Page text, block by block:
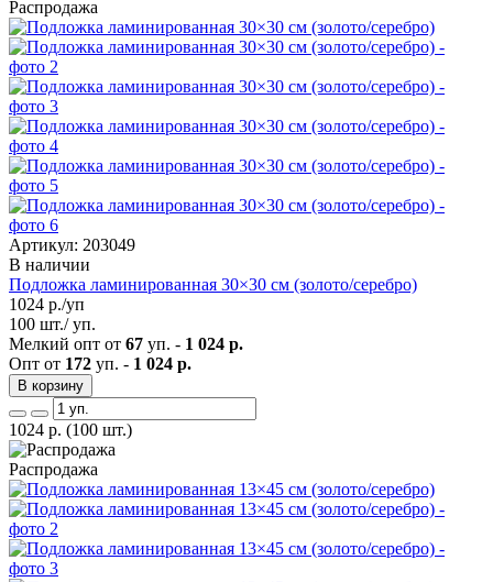
Распродажа
Артикул: 203049
В наличии
Подложка ламинированная 30×30 см (золото/серебро)
1024 р./уп
100 шт./ уп.
Мелкий опт от 67 уп. - 1 024 р.
Опт от 172 уп. - 1 024 р.
В корзину
1024 р. (100 шт.)
Распродажа